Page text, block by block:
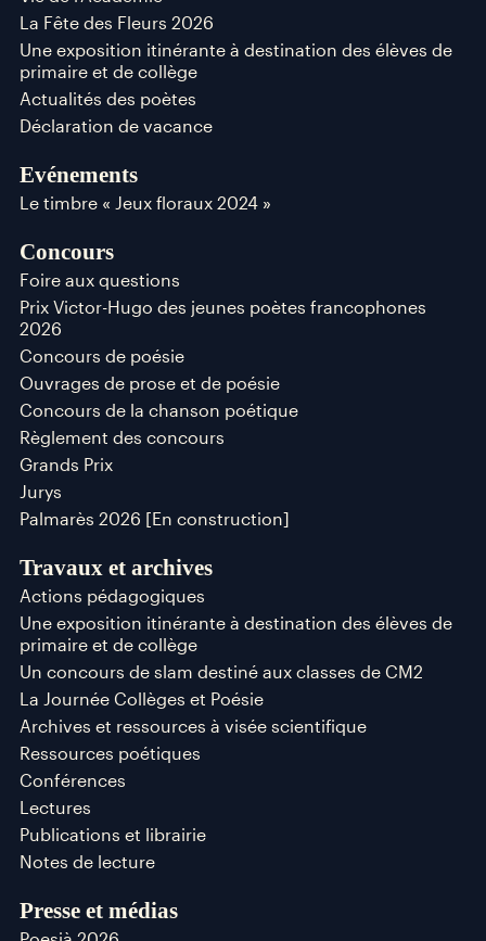
La Fête des Fleurs 2026
Une exposition itinérante à destination des élèves de
primaire et de collège
Actualités des poètes
Déclaration de vacance
Evénements
Le timbre « Jeux floraux 2024 »
Concours
Foire aux questions
Prix Victor-Hugo des jeunes poètes francophones
2026
Concours de poésie
Ouvrages de prose et de poésie
Concours de la chanson poétique
Règlement des concours
Grands Prix
Jurys
Palmarès 2026 [En construction]
Travaux et archives
Actions pédagogiques
Une exposition itinérante à destination des élèves de
primaire et de collège
Un concours de slam destiné aux classes de CM2
La Journée Collèges et Poésie
Archives et ressources à visée scientifique
Ressources poétiques
Conférences
Lectures
Publications et librairie
Notes de lecture
Presse et médias